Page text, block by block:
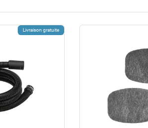
Livraison gratuite